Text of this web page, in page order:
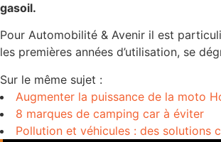
gasoil.
Pour Automobilité & Avenir il est
les premières années d’utilisation, se
Sur le même sujet :
Augmenter la puissance de la moto
8 marques de camping car à éviter
Pollution et véhicules : des solutions